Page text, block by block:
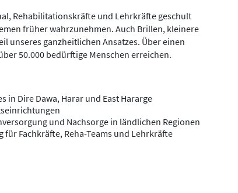
Rehabilitationskräfte und Lehrkräfte geschult
früher wahrzunehmen. Auch Brillen, kleinere
unseres ganzheitlichen Ansatzes. Über einen
50.000 bedürftige Menschen erreichen.
in Dire Dawa, Harar und East Hararge
und Nachsorge in ländlichen Regionen
Fachkräfte, Reha-Teams und Lehrkräfte